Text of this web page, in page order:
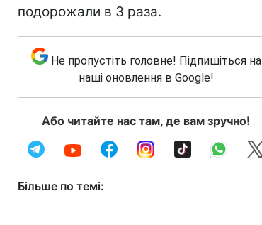
подорожали в 3 раза.
Не пропустіть головне! Підпишіться на
наші оновлення в Google!
Або читайте нас там, де вам зручно!
Більше по темі: